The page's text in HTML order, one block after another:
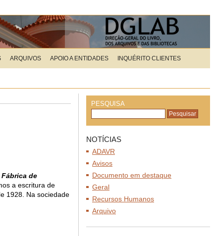
ARQUIVOS APOIO A ENTIDADES INQUÉRITO CLIENTES
Fábrica de
a escritura de
1928. Na sociedade
PESQUISA
NOTÍCIAS
ADAVR
Avisos
Documento em destaque
Geral
Recursos Humanos
Arquivo